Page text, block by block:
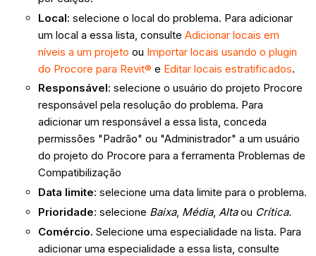
Local: selecione o local do problema. Para adicionar
um local a essa lista, consulte Adicionar locais em
níveis a um projeto ou Importar locais usando o plugin
do Procore para Revit® e Editar locais estratificados.
Responsável: selecione o usuário do projeto Procore
responsável pela resolução do problema. Para
adicionar um responsável a essa lista, conceda
permissões "Padrão" ou "Administrador" a um usuário
do projeto do Procore para a ferramenta Problemas de
Compatibilização
Data limite: selecione uma data limite para o problema.
Prioridade: selecione Baixa, Média, Altaou Crítica.
Comércio. Selecione uma especialidade na lista. Para
adicionar uma especialidade a essa lista, consulte